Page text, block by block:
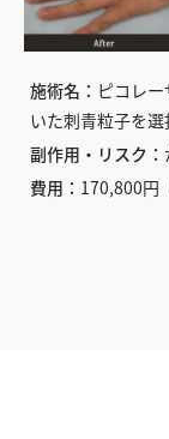
施術名： ピコレ
いた刺青粒子を
副作用・リスク：
費用： 170,800円